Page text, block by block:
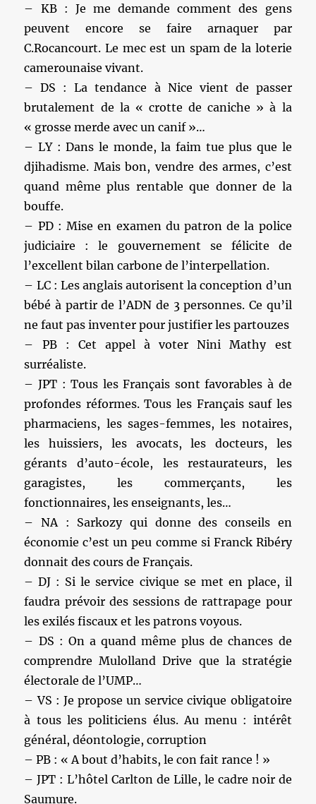
– KB : Je me demande comment des gens
peuvent encore se faire arnaquer par
C.Rocancourt. Le mec est un spam de la loterie
camerounaise vivant.
– DS : La tendance à Nice vient de passer
brutalement de la « crotte de caniche » à la
« grosse merde avec un canif »…
– LY : Dans le monde, la faim tue plus que le
djihadisme. Mais bon, vendre des armes, c’est
quand même plus rentable que donner de la
bouffe.
– PD : Mise en examen du patron de la police
judiciaire : le gouvernement se félicite de
l’excellent bilan carbone de l’interpellation.
– LC : Les anglais autorisent la conception d’un
bébé à partir de l’ADN de 3 personnes. Ce qu’il
ne faut pas inventer pour justifier les partouzes
– PB : Cet appel à voter Nini Mathy est
surréaliste.
– JPT : Tous les Français sont favorables à de
profondes réformes. Tous les Français sauf les
pharmaciens, les sages-femmes, les notaires,
les huissiers, les avocats, les docteurs, les
gérants d’auto-école, les restaurateurs, les
garagistes, les commerçants, les
fonctionnaires, les enseignants, les…
– NA : Sarkozy qui donne des conseils en
économie c’est un peu comme si Franck Ribéry
donnait des cours de Français.
– DJ : Si le service civique se met en place, il
faudra prévoir des sessions de rattrapage pour
les exilés fiscaux et les patrons voyous.
– DS : On a quand même plus de chances de
comprendre Mulolland Drive que la stratégie
électorale de l’UMP…
– VS : Je propose un service civique obligatoire
à tous les politiciens élus. Au menu : intérêt
général, déontologie, corruption
– PB : « A bout d’habits, le con fait rance ! »
– JPT : L’hôtel Carlton de Lille, le cadre noir de
Saumure.